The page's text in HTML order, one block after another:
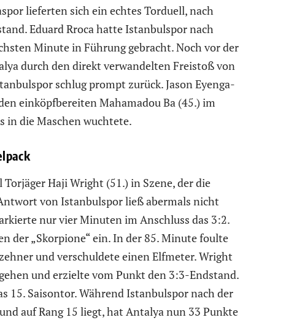
lieferten sich ein echtes Torduell, nach
Eduard Rroca hatte Istanbulspor nach
Minute in Führung gebracht. Noch vor der
durch den direkt verwandelten Freistoß von
schlug prompt zurück. Jason Eyenga-
einköpfbereiten Mahamadou Ba (45.) im
in die Maschen wuchtete.
Haji Wright (51.) in Szene, der die
von Istanbulspor ließ abermals nicht
nur vier Minuten im Anschluss das 3:2.
der „Skorpione“ ein. In der 85. Minute foulte
und verschuldete einen Elfmeter. Wright
und erzielte vom Punkt den 3:3-Endstand.
15. Saisontor. Während Istanbulspor nach der
auf Rang 15 liegt, hat Antalya nun 33 Punkte